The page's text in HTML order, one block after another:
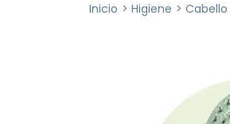
Inicio Higiene Cabello